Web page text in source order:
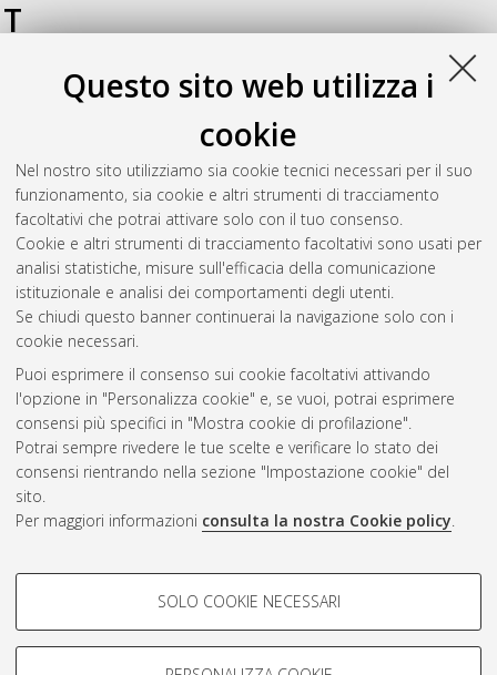
Questo sito web utilizza i
cookie
Nel nostro sito utilizziamo sia cookie tecnici necessari per il suo
funzionamento, sia cookie e altri strumenti di tracciamento
facoltativi che potrai attivare solo con il tuo consenso.
Cookie e altri strumenti di tracciamento facoltativi sono usati per
analisi statistiche, misure sull'efficacia della comunicazione
istituzionale e analisi dei comportamenti degli utenti.
Se chiudi questo banner continuerai la navigazione solo con i
cookie necessari.
Puoi esprimere il consenso sui cookie facoltativi attivando
l'opzione in "Personalizza cookie" e, se vuoi, potrai esprimere
consensi più specifici in "Mostra cookie di profilazione".
Potrai sempre rivedere le tue scelte e verificare lo stato dei
consensi rientrando nella sezione "Impostazione cookie" del
sito.
Per maggiori informazioni consulta la nostra Cookie policy.
COOKIE DI PROFILAZIONE -
Si tratta di cookie utilizzati per analizzare le caratteristiche della
navigazione degli utenti, creare profili in base al loro comportamento
SOLO COOKIE NECESSARI
T
Trevisan, Riccardo(2016)Contactless Energy Transfer
Techniques for Industrial Applications. Power and Data
, [Dissertation thesis], Alma Mater
Studiorum Università di Bologna. Dottorato di ricerca in
Elettronica,telecomunicazioni e tecnologie dell'informazione
28 Ciclo. DOI 10.6092/unibo/amsdottorato/7503.
Questa lista e' stata generata il Thu Aug 6 20:44:45 2026
Atom
Rss 1.0
Rss 2.0
ISSN: 2038-7946
Impostazioni Cookie
Informativa sulla privacy
Condizioni d’uso del sito